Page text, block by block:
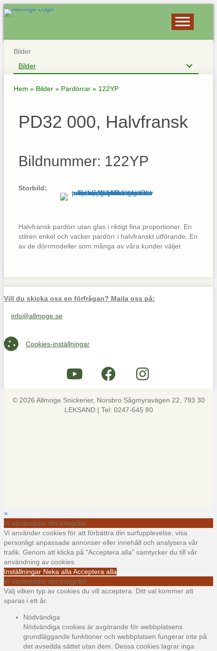
Bilder
Bilder
Hem » Bilder » Pardörrar » 122YP
PD32 000, Halvfransk
Bildnummer: 122YP
Storbild:
Halvfransk pardörr utan glas i riktigt fina proportioner. En
stilren enkel och vacker pardörr i halvfranskt utförande. En
av de dörrmodeller som många av våra kunder väljer.
Vill du skicka oss en förfrågan? Maila oss på:
Maila oss på info@allmoge.se
info@allmoge.se
Cookies-inställningar
Cookies-inställningar
© 2026 Allmoge Snickerier, Norsbro Sågmyravägen 22, 793 30
LEKSAND | Tel: 0247-645 80
×
Vi värdesätter din integritet
Vi använder cookies för att förbättra din surfupplevelse, visa
personligt anpassade annonser eller innehåll och analysera vår
trafik. Genom att klicka på "Acceptera alla" samtycker du till vår
användning av cookies.
Inställningar Neka alla Acceptera alla
Vi värdesätter din integritet
Välj vilken typ av cookies du vill acceptera. Ditt val kommer att
sparas i ett år.
Nödvändiga
Nödvändiga cookies är avgörande för webbplatsens
grundläggande funktioner och webbplatsen fungerar inte på
det avsedda sättet utan dem. Dessa cookies lagrar inga